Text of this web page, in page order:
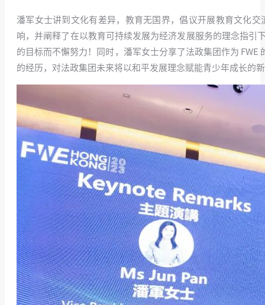
潘军女士讲到文化有差异，教育无国界，倡议开展教育文化
响，并阐释了在以教育可持续发展为经济发展服务的理念指引
的目标而不懈努力！同时，潘军女士分享了法政集团作为
的经历，对法政集团未来将以和平发展理念赋能青少年成长的